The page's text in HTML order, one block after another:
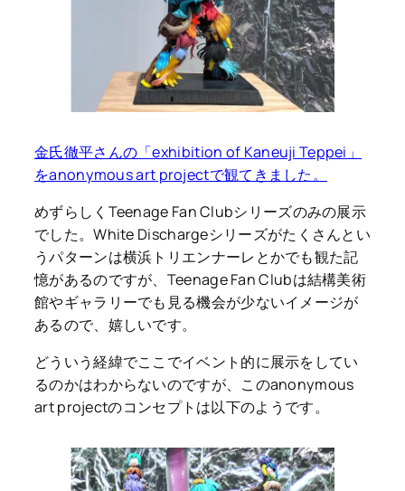
金氏徹平さんの「exhibition of Kaneuji Teppei」
をanonymous art projectで観てきました。
めずらしくTeenage Fan Clubシリーズのみの展示
でした。White Dischargeシリーズがたくさんとい
うパターンは横浜トリエンナーレとかでも観た記
憶があるのですが、Teenage Fan Clubは結構美術
館やギャラリーでも見る機会が少ないイメージが
あるので、嬉しいです。
どういう経緯でここでイベント的に展示をしてい
るのかはわからないのですが、このanonymous
art projectのコンセプトは以下のようです。